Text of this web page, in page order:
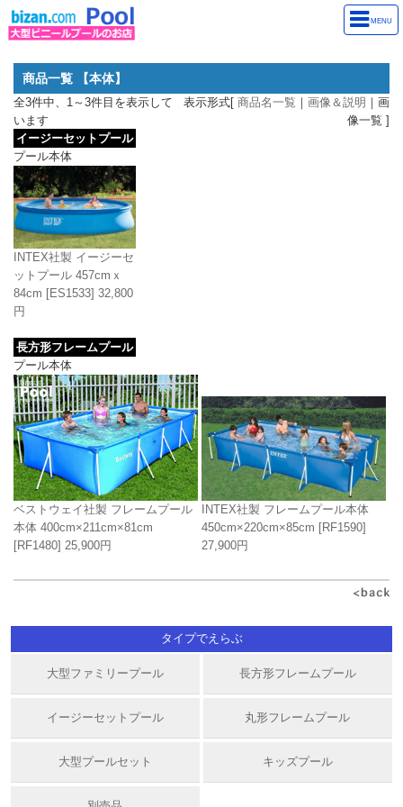
MENU
商品一覧 【本体】
全3件中、1～3件目を表示して
います
表示形式[ 商品名一覧 ｜ 画像＆説明 ｜画
像一覧 ]
イージーセットプール
プール本体
INTEX社製 イージーセ
ットプール 457cmｘ
84cm [ES1533] 32,800
円
長方形フレームプール
プール本体
ベストウェイ社製 フレームプール
本体 400cm×211cm×81cm
[RF1480] 25,900円
INTEX社製 フレームプール本体
450cm×220cm×85cm [RF1590]
27,900円
タイプでえらぶ
大型ファミリープール 長方形フレームプール
イージーセットプール 丸形フレームプール
大型プールセット キッズプール